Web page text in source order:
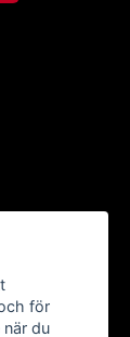
för
du